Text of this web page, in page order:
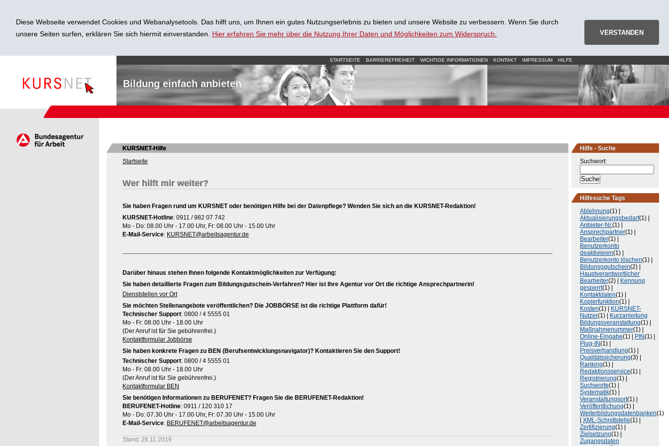
Diese Webseite verwendet Cookies und Webanalysetools. Das hilft uns, um Ihnen ein gutes Nutzungserlebnis zu bieten und unsere Website zu verbessern. Wenn Sie durch
unsere Seiten surfen, erklären Sie sich hiermit einverstanden. Hier erfahren Sie mehr über die Nutzung Ihrer Daten und Möglichkeiten zum Widerspruch. VERSTANDEN
STARTSEITE BARRIEREFREIHEIT WICHTIGE INFORMATIONEN KONTAKT IMPRESSUM HILFE
Bildung einfach anbieten
Hilfe - Suche
Suchwort:
Hilfesuche Tags
Ablehnung(1) |
Aktualisierungsbedarf(1) |
Anbieter-Nr.(1) |
Ansprechpartner(1) |
Bearbeiter(1) |
Benutzerkonto
deaktivieren(1) |
Benutzerkonto löschen(1) |
Bildungsgutschein(2) |
Hauptverantwortlicher
Bearbeiter(2) |
Kennung
gesperrt(1) |
Kontaktdaten(1) |
Kopierfunktion(1) |
Kosten(1) |
KURSNET-
Nutzer(1) |
Kurzanleitung
Bildungsveranstaltung(1) |
Maßnahmenummer(1) |
Online-Eingabe(1) | PIN(1) |
Plug-IN(1) |
Preisverhandlung(1) |
Qualitätssicherung(3) |
Ranking(1) |
Redaktionsservice(1) |
Registrierung(1) |
Suchworte(1) |
Systematik(1) |
Veranstaltungsort(1) |
Veröffentlichung(1) |
Weiterbildungsdatenbanken(1)
XML-Schnittstelle(1) |
Zertifizierung(1) |
Zielsetzung(1) |
Zugangsdaten
KURSNET-Hilfe
Startseite
Wer hilft mir weiter?
Sie haben Fragen rund um KURSNET oder benötigen Hilfe bei der Datenpflege? Wenden Sie sich an die KURSNET-Redaktion!
KURSNET-Hotline: 0911 / 982 07 742
Mo - Do: 08.00 Uhr - 17.00 Uhr, Fr: 08.00 Uhr - 15.00 Uhr
E-Mail-Service: KURSNET@arbeitsagentur.de
Darüber hinaus stehen Ihnen folgende Kontaktmöglichkeiten zur Verfügung:
Sie haben detaillierte Fragen zum Bildungsgutschein-Verfahren? Hier ist Ihre Agentur vor Ort die richtige Ansprechpartnerin!
Dienststellen vor Ort
Sie möchten Stellenangebote veröffentlichen? Die JOBBÖRSE ist die richtige Plattform dafür!
Technischer Support: 0800 / 4 5555 01
Mo - Fr: 08.00 Uhr - 18.00 Uhr
(Der Anruf ist für Sie gebührenfrei.)
Kontaktformular Jobbörse
Sie haben konkrete Fragen zu BEN (Berufsentwicklungsnavigator)? Kontaktieren Sie den Support!
Technischer Support: 0800 / 4 5555 01
Mo - Fr: 08.00 Uhr - 18.00 Uhr
(Der Anruf ist für Sie gebührenfrei.)
Kontaktformular BEN
Sie benötigen Informationen zu BERUFENET? Fragen Sie die BERUFENET-Redaktion!
BERUFENET-Hotline: 0911 / 120 310 17
Mo - Do: 07.30 Uhr - 17.00 Uhr, Fr: 07.30 Uhr - 15.00 Uhr
E-Mail-Service: BERUFENET@arbeitsagentur.de
Stand: 26.11.2019